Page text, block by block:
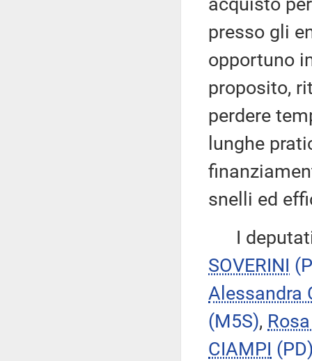
presso gli
opportuno
proposito,
perdere
lunghe
snelli ed
I
SOVERINI
Alessandra
(M5S),
CIAMPI